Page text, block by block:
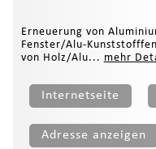
Erneuerung von
Fenster/Alu-
von Holz/Alu... mehr
Internetseite
Adresse anzeigen